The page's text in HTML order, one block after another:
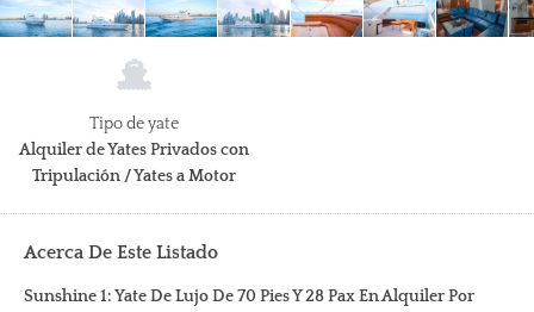
Tipo de yate
Alquiler de Yates Privados con
Tripulación / Yates a Motor
Acerca De Este Listado
Sunshine 1: Yate De Lujo De 70 Pies Y 28 Pax En Alquiler Por